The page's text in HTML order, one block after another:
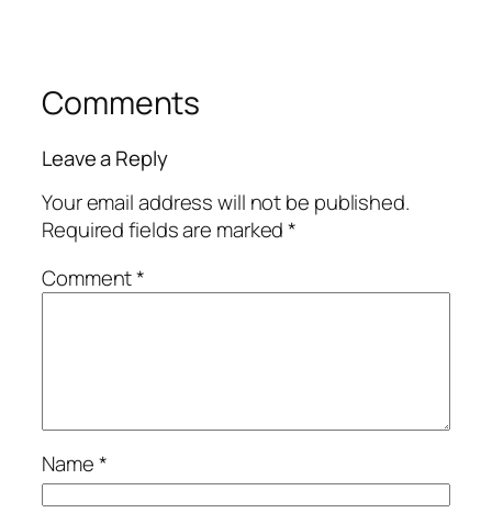
Comments
Leave a Reply
Your email address will not be published.
Required fields are marked*
Comment*
Name*